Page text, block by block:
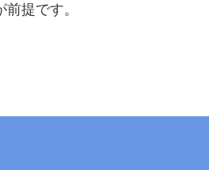
提です。